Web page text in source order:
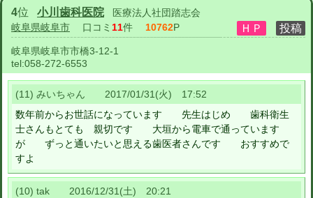
4位 小川歯科医院
医療法人社団踏志会
岐阜県岐阜市 口コミ 11件 10762P
岐阜県岐阜市市橋3-12-1
tel:058-272-6553
(11) みいちゃん 2017/01/31(火) 17:52
数年前からお世話になっています 先生はじめ 歯科衛生
士さんもとても 親切です 大垣から電車で通っています
が ずっと通いたいと思える歯医者さんです おすすめで
すよ
(10) tak 2016/12/31(土) 20:21